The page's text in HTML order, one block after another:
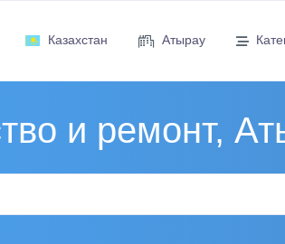
Казахстан Атырау
и ремонт,